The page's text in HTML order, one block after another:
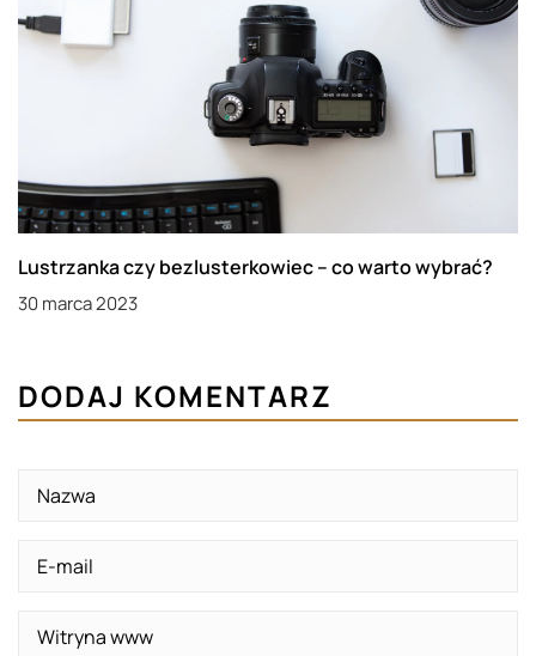
Lustrzanka czy bezlusterkowiec – co warto wybrać?
30 marca 2023
DODAJ KOMENTARZ